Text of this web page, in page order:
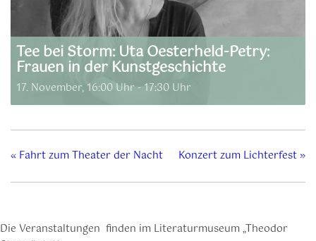
Tee bei Storm: Uta Oesterheld-Petry:
Frauen in der Kunstgeschichte
17. November, 16:00 Uhr - 17:30 Uhr
« Fahrt zum Theater der Nacht Konzert zum Lichterfest»
Die Veranstaltungen finden im Literaturmuseum „Theodor